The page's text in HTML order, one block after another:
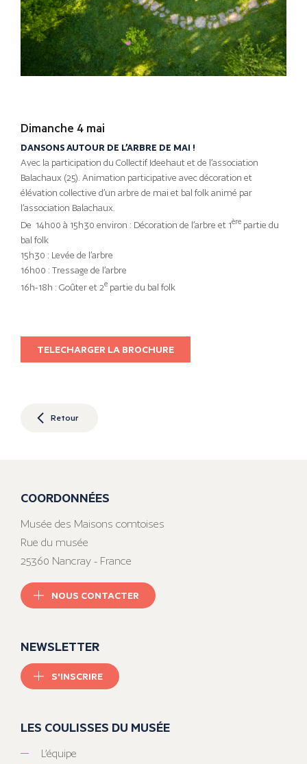
Dimanche 4 mai
DANSONS AUTOUR DE L’ARBRE DE MAI !
Avec la participation du Collectif Ideehaut et de l’association
Balachaux (25). Animation participative avec décoration et
élévation collective d’un arbre de mai et bal folk animé par
l’association Balachaux.
De 14h00 à 15h30 environ : Décoration de l’arbre et 1ère partie du
bal folk
15h30 : Levée de l’arbre
16h00 : Tressage de l’arbre
16h-18h : Goûter et 2e partie du bal folk
TELECHARGER LA BROCHURE
Retour
COORDONNÉES
Musée des Maisons comtoises
Rue du musée
25360 Nancray - France
NOUS CONTACTER
NEWSLETTER
S'INSCRIRE
LES COULISSES DU MUSÉE
L’équipe